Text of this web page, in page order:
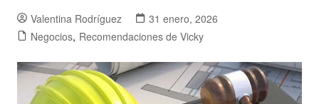
Valentina Rodríguez
31 enero, 2026
Negocios, Recomendaciones de Vicky